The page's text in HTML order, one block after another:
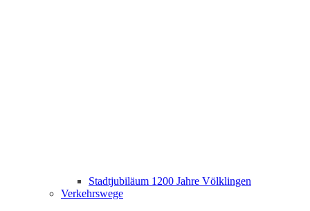
Stadtjubiläum 1200 Jahre Völklingen
Verkehrswege